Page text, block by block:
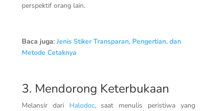
perspektif orang lain.
Baca juga: Jenis Stiker Transparan, Pengertian, dan
Metode Cetaknya
3. Mendorong Keterbukaan
Melansir dari Halodoc, saat menulis peristiwa yang